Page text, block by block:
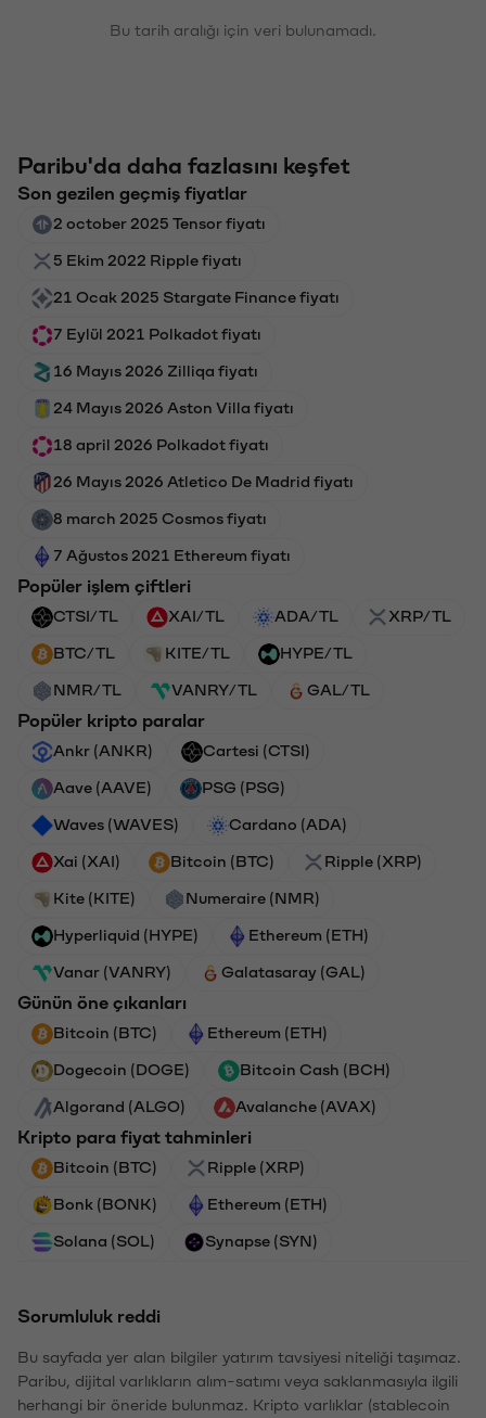
Bu tarih aralığı için veri bulunamadı.
Paribu'da daha fazlasını keşfet
Son gezilen geçmiş fiyatlar
2 october 2025 Tensor fiyatı
5 Ekim 2022 Ripple fiyatı
21 Ocak 2025 Stargate Finance fiyatı
7 Eylül 2021 Polkadot fiyatı
16 Mayıs 2026 Zilliqa fiyatı
24 Mayıs 2026 Aston Villa fiyatı
18 april 2026 Polkadot fiyatı
26 Mayıs 2026 Atletico De Madrid fiyatı
8 march 2025 Cosmos fiyatı
7 Ağustos 2021 Ethereum fiyatı
Popüler işlem çiftleri
CTSI/TL XAI/TL ADA/TL XRP/TL
BTC/TL KITE/TL HYPE/TL
NMR/TL VANRY/TL GAL/TL
Popüler kripto paralar
Ankr (ANKR) Cartesi (CTSI)
Aave (AAVE) PSG (PSG)
Waves (WAVES) Cardano (ADA)
Xai (XAI) Bitcoin (BTC) Ripple (XRP)
Kite (KITE) Numeraire (NMR)
Hyperliquid (HYPE) Ethereum (ETH)
Vanar (VANRY) Galatasaray (GAL)
Günün öne çıkanları
Bitcoin (BTC) Ethereum (ETH)
Dogecoin (DOGE) Bitcoin Cash (BCH)
Algorand (ALGO) Avalanche (AVAX)
Kripto para fiyat tahminleri
Bitcoin (BTC) Ripple (XRP)
Bonk (BONK) Ethereum (ETH)
Solana (SOL) Synapse (SYN)
Sorumluluk reddi
Bu sayfada yer alan bilgiler yatırım tavsiyesi niteliği taşımaz.
Paribu, dijital varlıkların alım-satımı veya saklanmasıyla ilgili
herhangi bir öneride bulunmaz. Kripto varlıklar (stablecoin